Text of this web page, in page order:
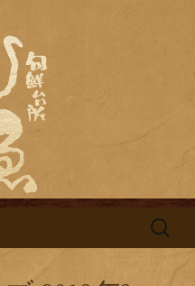
居酒屋「旬鮮
ログ
屋「旬鮮台所ひ
富な焼酎と海鮮
酒に合う肴を楽
で変わるおすす
ランチの新着情
検